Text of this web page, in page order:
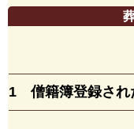
1 僧籍簿登録され